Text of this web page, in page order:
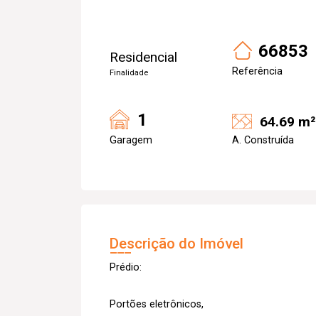
Residencial
Finalidade
66853
Referência
1
Garagem
64.69 m²
A. Construída
Descrição do Imóvel
Prédio:
Portões eletrônicos,